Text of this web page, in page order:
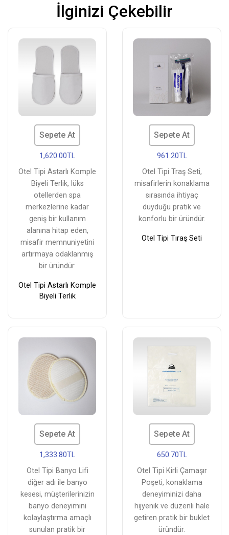
İlginizi Çekebilir
Sepete At
1,620.00TL
Otel Tipi Astarlı Komple
Biyeli Terlik, lüks
otellerden spa
merkezlerine kadar
geniş bir kullanım
alanına hitap eden,
misafir memnuniyetini
artırmaya odaklanmış
bir üründür.
Otel Tipi Astarlı Komple
Biyeli Terlik
Sepete At
961.20TL
Otel Tipi Traş Seti,
misafirlerin konaklama
sırasında ihtiyaç
duyduğu pratik ve
konforlu bir üründür.
Otel Tipi Tıraş Seti
Sepete At
1,333.80TL
Otel Tipi Banyo Lifi
diğer adı ile banyo
kesesi, müşterilerinizin
banyo deneyimini
kolaylaştırma amaçlı
sunulan pratik bir
Sepete At
650.70TL
Otel Tipi Kirli Çamaşır
Poşeti, konaklama
deneyiminizi daha
hijyenik ve düzenli hale
getiren pratik bir buklet
üründür.